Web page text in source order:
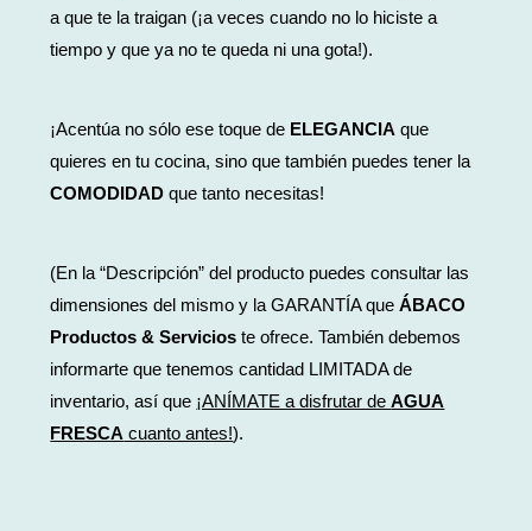
a que te la traigan (¡a veces cuando no lo hiciste a
tiempo y que ya no te queda ni una gota!).
¡Acentúa no sólo ese toque de ELEGANCIA que
quieres en tu cocina, sino que también puedes tener la
COMODIDAD que tanto necesitas!
(En la “Descripción” del producto puedes consultar las
dimensiones del mismo y la GARANTÍA queÁBACO
Productos & Servicios te ofrece​. También debemos
informarte que tenemos cantidad LIMITADA de
inventario, así que ¡ANÍMATE a disfrutar deAGUA
FRESCA cuanto antes!).